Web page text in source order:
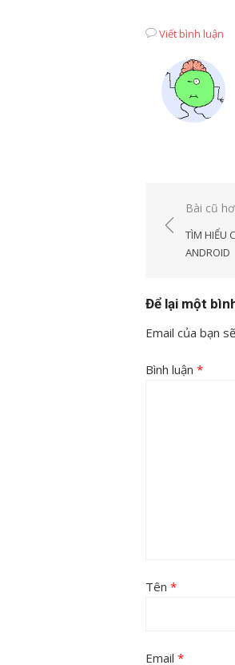
Viết bình luận
Điều
hướng
Bài cũ
TÌM HIỂU
ANDROID
Để lại một
Email của bạn
Bình luận *
Tên *
Email *